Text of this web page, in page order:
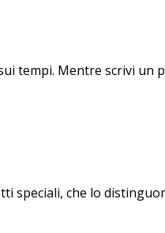
tempi. Mentre scrivi
speciali, che lo